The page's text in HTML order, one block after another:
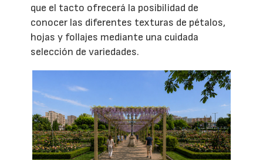
que el tacto ofrecerá la posibilidad de
conocer las diferentes texturas de pétalos,
hojas y follajes mediante una cuidada
selección de variedades.